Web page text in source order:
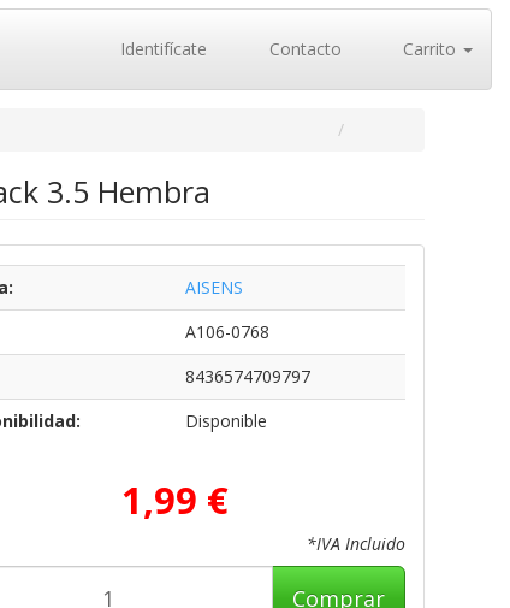
Identifícate Contacto Carrito
3.5 Hembra
AISENS
A106-0768
8436574709797
Disponible
1,99 €
*IVA Incluido
Comprar